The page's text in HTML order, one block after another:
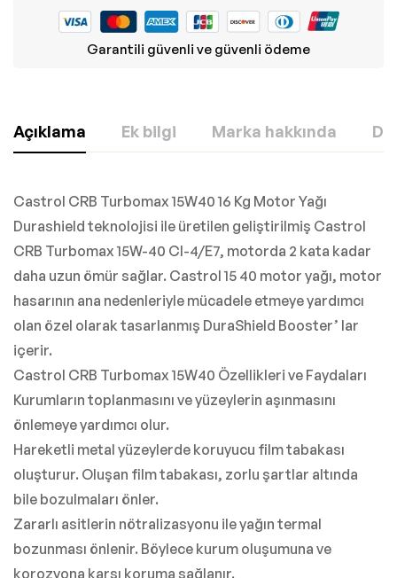
Garantili güvenli ve güvenli ödeme
Açıklama Ek bilgi Marka hakkında
Castrol CRB Turbomax 15W40 16 Kg Motor Yağı
Durashield teknolojisi ile üretilen geliştirilmiş Castrol
CRB Turbomax 15W-40 CI-4/E7, motorda 2 kata kadar
daha uzun ömür sağlar. Castrol 15 40 motor yağı, motor
hasarının ana nedenleriyle mücadele etmeye yardımcı
olan özel olarak tasarlanmış DuraShield Booster’ lar
içerir.
Castrol CRB Turbomax 15W40 Özellikleri ve Faydaları
Kurumların toplanmasını ve yüzeylerin aşınmasını
önlemeye yardımcı olur.
Hareketli metal yüzeylerde koruyucu film tabakası
oluşturur. Oluşan film tabakası, zorlu şartlar altında
bile bozulmaları önler.
Zararlı asitlerin nötralizasyonu ile yağın termal
bozunması önlenir. Böylece kurum oluşumuna ve
korozyona karşı koruma sağlanır.